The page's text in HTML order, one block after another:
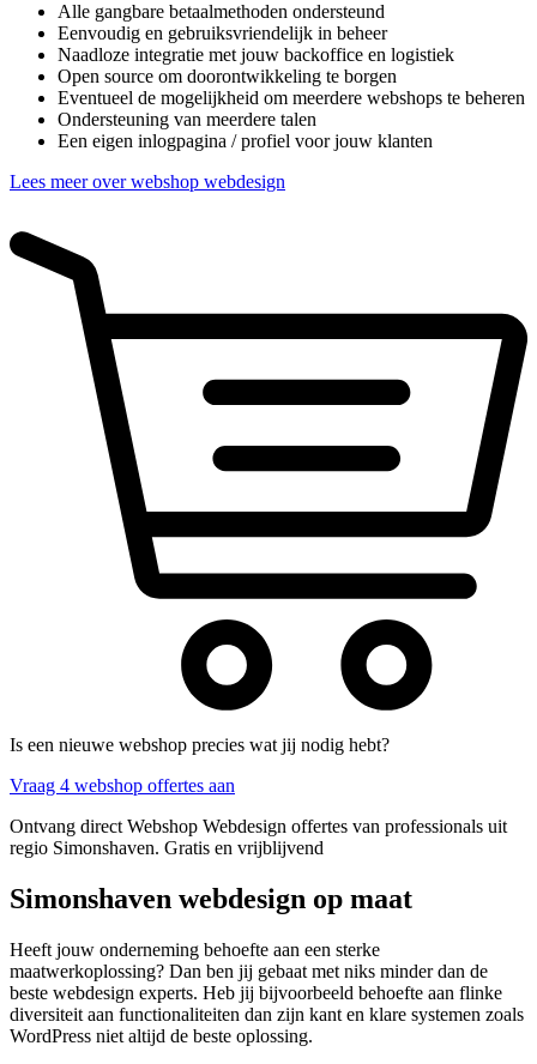
Alle gangbare betaalmethoden ondersteund
Eenvoudig en gebruiksvriendelijk in beheer
Naadloze integratie met jouw backoffice en logistiek
Open source om doorontwikkeling te borgen
Eventueel de mogelijkheid om meerdere webshops te beheren
Ondersteuning van meerdere talen
Een eigen inlogpagina / profiel voor jouw klanten
Lees meer over webshop webdesign
Is een nieuwe webshop precies wat jij nodig hebt?
Vraag 4 webshop offertes aan
Ontvang direct Webshop Webdesign offertes van professionals uit
regio Simonshaven. Gratis en vrijblijvend
Simonshaven webdesign op maat
Heeft jouw onderneming behoefte aan een sterke
maatwerkoplossing? Dan ben jij gebaat met niks minder dan de
beste webdesign experts. Heb jij bijvoorbeeld behoefte aan flinke
diversiteit aan functionaliteiten dan zijn kant en klare systemen zoals
WordPress niet altijd de beste oplossing.